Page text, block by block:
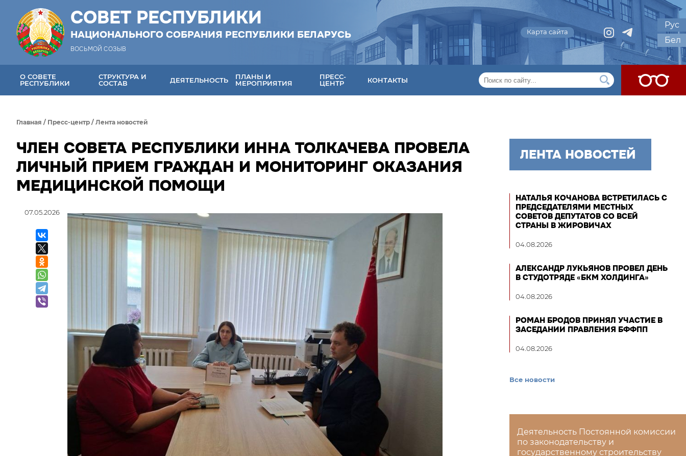
СОВЕТ РЕСПУБЛИКИ
НАЦИОНАЛЬНОГО СОБРАНИЯ РЕСПУБЛИКИ БЕЛАРУСЬ
ВОСЬМОЙ СОЗЫВ
Карта сайта
Рус
Бел
О СОВЕТЕ
РЕСПУБЛИКИ
СТРУКТУРА И
СОСТАВ
ДЕЯТЕЛЬНОСТЬ
ПЛАНЫ И
МЕРОПРИЯТИЯ
ПРЕСС-
ЦЕНТР
КОНТАКТЫ
Главная / Пресс-центр / Лента новостей
ЧЛЕН СОВЕТА РЕСПУБЛИКИ ИННА ТОЛКАЧЕВА ПРОВЕЛА
ЛИЧНЫЙ ПРИЕМ ГРАЖДАН И МОНИТОРИНГ ОКАЗАНИЯ
МЕДИЦИНСКОЙ ПОМОЩИ
07.05.2026
ЛЕНТА НОВОСТЕЙ
НАТАЛЬЯ КОЧАНОВА ВСТРЕТИЛАСЬ С
ПРЕДСЕДАТЕЛЯМИ МЕСТНЫХ
СОВЕТОВ ДЕПУТАТОВ СО ВСЕЙ
СТРАНЫ В ЖИРОВИЧАХ
04.08.2026
АЛЕКСАНДР ЛУКЬЯНОВ ПРОВЕЛ ДЕНЬ
В СТУДОТРЯДЕ «БКМ ХОЛДИНГА»
04.08.2026
РОМАН БРОДОВ ПРИНЯЛ УЧАСТИЕ В
ЗАСЕДАНИИ ПРАВЛЕНИЯ БФФПП
04.08.2026
Все новости
Деятельность Постоянной комиссии
по законодательству и
государственному строительству